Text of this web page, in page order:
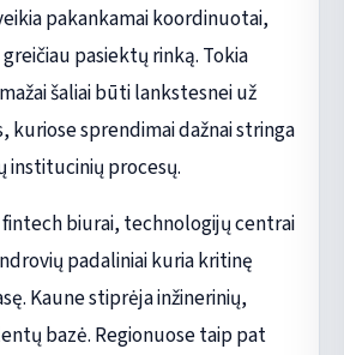
pakankamai koordinuotai,
pasiektų rinką. Tokia
šaliai būti lankstesnei už
kuriose sprendimai dažnai stringa
institucinių procesų.
biurai, technologijų centrai
padaliniai kuria kritinę
Kaune stiprėja inžinerinių,
bazė. Regionuose taip pat